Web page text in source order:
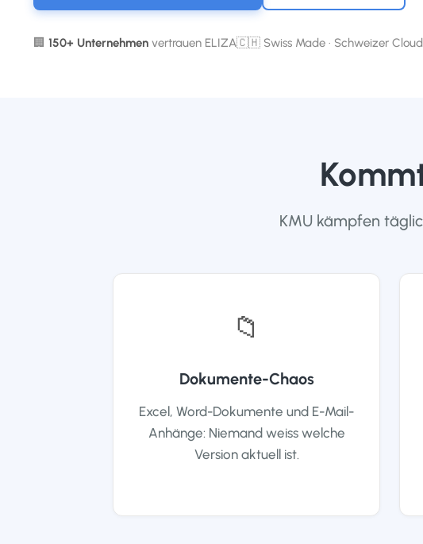
🏢 150+ Unternehmen vertrauen ELIZA🇨🇭 Swiss Made · Schweizer Cloud
KMU kämpfen
📁
Dokumente-Chaos
Excel, Word-Dokumente und E-Mail-
Anhänge: Niemand weiss welche
Version aktuell ist.